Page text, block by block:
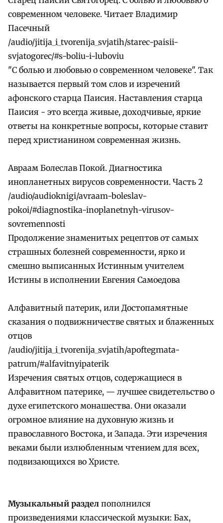
современном человеке. Читает Владимир
Пасечный
/audio/jitija_i_tvorenija_svjatih/starec-paisii-
svjatogorec/#s-boliu-i-luboviu
"С болью и любовью о современном человеке". Так
называется первый том слов и изречений
афонского старца Паисия. Наставления старца
Паисия - это всегда живые, доходчивые, яркие
ответы на конкретные вопросы, которые ставит
перед христианином современная жизнь.
Авраам Болеслав Покой. Диагностика
инопланетных вирусов современности. Часть 2
/audio/audioknigi/avraam-boleslav-
pokoi/#diagnostika-inoplanetnyh-virusov-
sovremennosti
Продолжение знаменитых рецептов от самых
страшных болезней современности, ярко и
смешно выписанных Истинным учителем
Истины в исполнении Евгения Самоедова
Алфавитный патерик, или Достопамятные
сказания о подвижничестве святых и блаженных
отцов
/audio/jitija_i_tvorenija_svjatih/apoftegmata-
patrum/#alfavitnyipaterik
Изречения святых отцов, содержащиеся в
Алфавитном патерике, — лучшее свидетельство о
духе египетского монашества. Они оказали
огромное влияние на духовную жизнь и
православного Востока, и Запада. Эти изречения
веками были излюбленным чтением для всех,
подвизающихся во Христе.
Музыкальный раздел пополнился
произведениями классической музыки: Бах,